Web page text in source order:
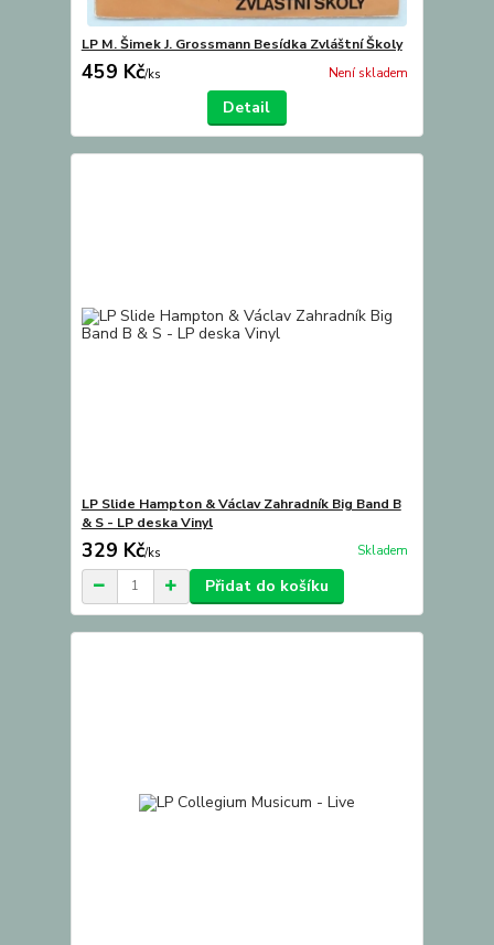
LP M. Šimek J. Grossmann Besídka Zvláštní Školy
459 Kč/ks Není skladem
Detail
LP Slide Hampton & Václav Zahradník Big Band B
& S - LP deska Vinyl
329 Kč/ks Skladem
Přidat do košíku